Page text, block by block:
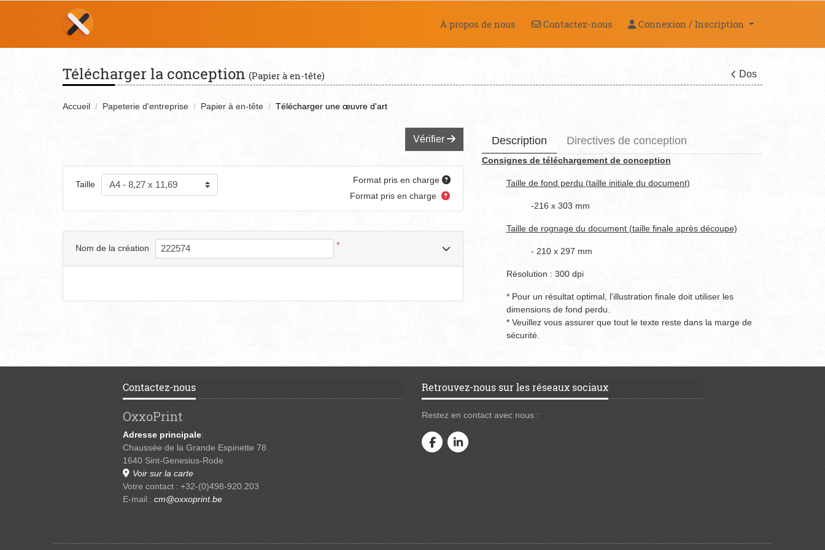
À propos de nous Contactez-nous
Contactez-nous Connexion / Inscription
Connexion / Inscription
Télécharger la conception (Papier à en-tête) Dos
Accueil Papeterie d'entreprise Papier à en-tête Télécharger une œuvre d'art
Description Directives de conception
Consignes de téléchargement de conception
Taille de fond perdu (taille initiale du document)
-216 x 303 mm
Taille de rognage du document (taille finale après découpe)
- 210 x 297 mm
Résolution : 300 dpi
* Pour un résultat optimal, l'illustration finale doit utiliser les
dimensions de fond perdu.
* Veuillez vous assurer que tout le texte reste dans la marge de
sécurité.
Vérifier
Taille
Format pris en charge
Format pris en charge
Nom de la création *
Contactez-nous
OxxoPrint
Adresse principale:
Chaussée de la Grande Espinette 78
1640 Sint-Genesius-Rode
Voir sur la carte
Votre contact : +32-(0)498-920.203
E-mail : cm@oxxoprint.be
Retrouvez-nous sur les réseaux sociaux
Restez en contact avec nous :